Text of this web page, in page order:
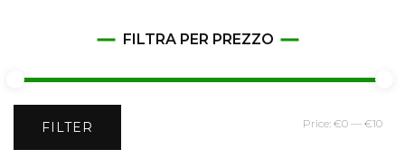
FILTRA PER PREZZO
Min
FILTER Price: €0 — €10